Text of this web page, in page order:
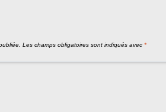
Les champs obligatoires sont indiqués avec *